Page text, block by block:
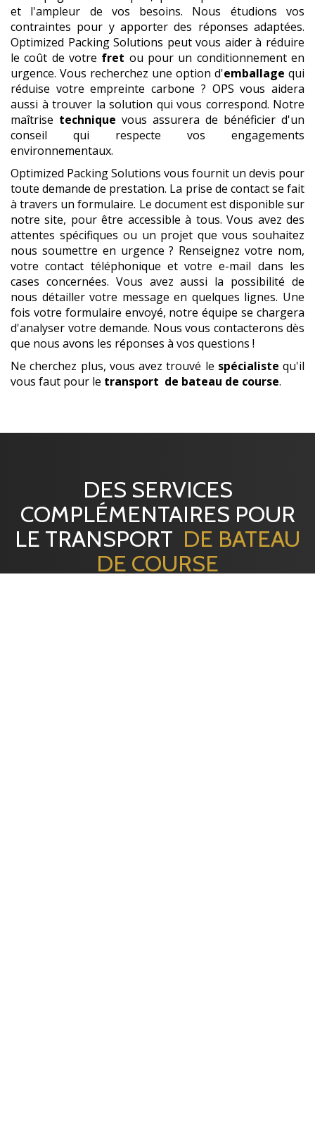
et l'ampleur de vos besoins. Nous étudions vos
contraintes pour y apporter des réponses adaptées.
Optimized Packing Solutions peut vous aider à réduire
le coût de votre fret ou pour un conditionnement en
urgence. Vous recherchez une option d'emballage qui
réduise votre empreinte carbone ? OPS vous aidera
aussi à trouver la solution qui vous correspond. Notre
maîtrise technique vous assurera de bénéficier d'un
conseil qui respecte vos engagements
environnementaux.
Optimized Packing Solutions vous fournit un devis pour
toute demande de prestation. La prise de contact se fait
à travers un formulaire. Le document est disponible sur
notre site, pour être accessible à tous. Vous avez des
attentes spécifiques ou un projet que vous souhaitez
nous soumettre en urgence ? Renseignez votre nom,
votre contact téléphonique et votre e-mail dans les
cases concernées. Vous avez aussi la possibilité de
nous détailler votre message en quelques lignes. Une
fois votre formulaire envoyé, notre équipe se chargera
d'analyser votre demande. Nous vous contacterons dès
que nous avons les réponses à vos questions !
Ne cherchez plus, vous avez trouvé le spécialiste qu'il
vous faut pour le transport de bateau de course.
DES SERVICES
COMPLÉMENTAIRES POUR
LE TRANSPORT DE BATEAU
DE COURSE